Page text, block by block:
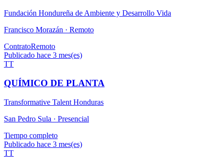
Fundación Hondureña de Ambiente y Desarrollo Vida
Francisco Morazán · Remoto
ContratoRemoto
Publicado hace 3 mes(es)
TT
QUÍMICO DE PLANTA
Transformative Talent Honduras
San Pedro Sula · Presencial
Tiempo completo
Publicado hace 3 mes(es)
TT